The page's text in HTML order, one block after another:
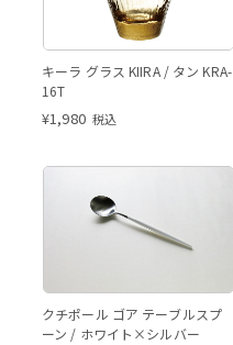
キーラ グラス KIIRA / タン KRA-
16T
¥1,980 税込
クチポール ゴア テーブルスプ
ーン / ホワイト×シルバー